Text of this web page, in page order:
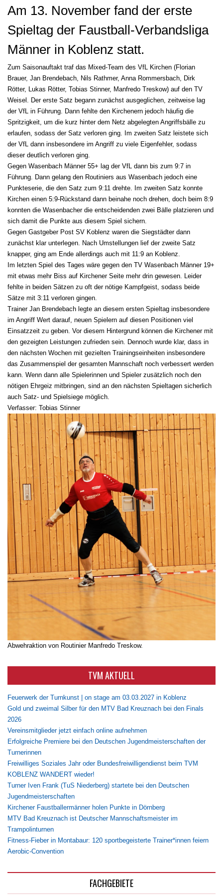
Am 13. November fand der erste
Spieltag der Faustball-Verbandsliga
Männer in Koblenz statt.
Zum Saisonauftakt traf das Mixed-Team des VfL Kirchen (Florian
Brauer, Jan Brendebach, Nils Rathmer, Anna Rommersbach, Dirk
Rötter, Lukas Rötter, Tobias Stinner, Manfredo Treskow) auf den TV
Weisel. Der erste Satz begann zunächst ausgeglichen, zeitweise lag
der VfL in Führung. Dann fehlte den Kirchenern jedoch häufig die
Spritzigkeit, um die kurz hinter dem Netz abgelegten Angriffsbälle zu
erlaufen, sodass der Satz verloren ging. Im zweiten Satz leistete sich
der VfL dann insbesondere im Angriff zu viele Eigenfehler, sodass
dieser deutlich verloren ging.
Gegen Wasenbach Männer 55+ lag der VfL dann bis zum 9:7 in
Führung. Dann gelang den Routiniers aus Wasenbach jedoch eine
Punkteserie, die den Satz zum 9:11 drehte. Im zweiten Satz konnte
Kirchen einen 5:9-Rückstand dann beinahe noch drehen, doch beim 8:9
konnten die Wasenbacher die entscheidenden zwei Bälle platzieren und
sich damit die Punkte aus diesem Spiel sichern.
Gegen Gastgeber Post SV Koblenz waren die Siegstädter dann
zunächst klar unterlegen. Nach Umstellungen lief der zweite Satz
knapper, ging am Ende allerdings auch mit 11:9 an Koblenz.
Im letzten Spiel des Tages wäre gegen den TV Wasenbach Männer 19+
mit etwas mehr Biss auf Kirchener Seite mehr drin gewesen. Leider
fehlte in beiden Sätzen zu oft der nötige Kampfgeist, sodass beide
Sätze mit 3:11 verloren gingen.
Trainer Jan Brendebach legte an diesem ersten Spieltag insbesondere
im Angriff Wert darauf, neuen Spielern auf diesen Positionen viel
Einsatzzeit zu geben. Vor diesem Hintergrund können die Kirchener mit
den gezeigten Leistungen zufrieden sein. Dennoch wurde klar, dass in
den nächsten Wochen mit gezielten Trainingseinheiten insbesondere
das Zusammenspiel der gesamten Mannschaft noch verbessert werden
kann. Wenn dann alle Spielerinnen und Spieler zusätzlich noch den
nötigen Ehrgeiz mitbringen, sind an den nächsten Spieltagen sicherlich
auch Satz- und Spielsiege möglich.
Verfasser: Tobias Stinner
Abwehraktion von Routinier Manfredo Treskow.
TVM AKTUELL
Feuerwerk der Turnkunst | on stage am 03.03.2027 in Koblenz
Gold und zweimal Silber für den MTV Bad Kreuznach bei den Finals
2026
Vereinsmitglieder jetzt einfach online aufnehmen
Erfolgreiche Premiere bei den Deutschen Jugendmeisterschaften der
Turnerinnen
Freiwilliges Soziales Jahr oder Bundesfreiwilligendienst beim TVM
KOBLENZ WANDERT wieder!
Turner Iven Frank (TuS Niederberg) startete bei den Deutschen
Jugendmeisterschaften
Kirchener Faustballermänner holen Punkte in Dörnberg
MTV Bad Kreuznach ist Deutscher Mannschaftsmeister im
Trampolinturnen
Fitness-Fieber in Montabaur: 120 sportbegeisterte Trainer*innen feiern
Aerobic-Convention
FACHGEBIETE